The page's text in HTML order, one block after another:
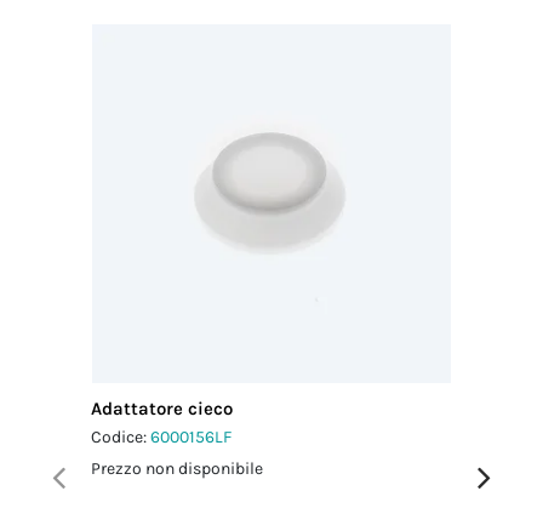
Adattatore cieco
Codice:6000156LF
Prezzo non disponibile
Prezzo